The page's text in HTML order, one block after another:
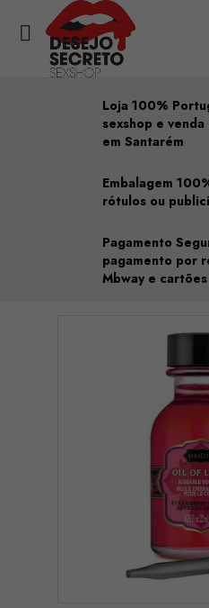

Loja 100%
sexshop e
em Santarém
Embalagem
rótulos ou
Pagamento
pagamento por
Mbway e